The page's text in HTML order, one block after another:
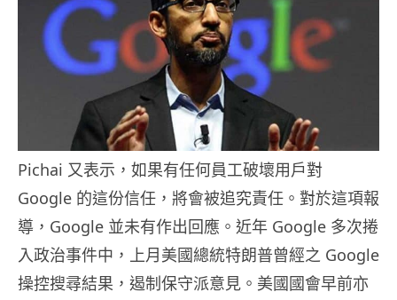
Pichai 又表示，如果有任何員工破壞用戶對
Google 的這份信任，將會被追究責任。對於這項報
導，Google 並未有作出回應。近年 Google 多次捲
入政治事件中，上月美國總統特朗普曾經之 Google
操控搜尋結果，遏制保守派意見。美國國會早前亦